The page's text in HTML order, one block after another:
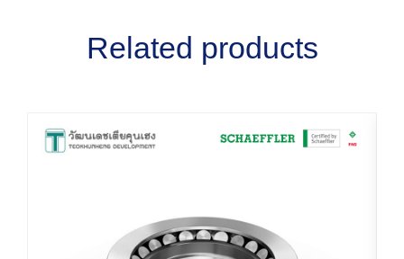
Related products